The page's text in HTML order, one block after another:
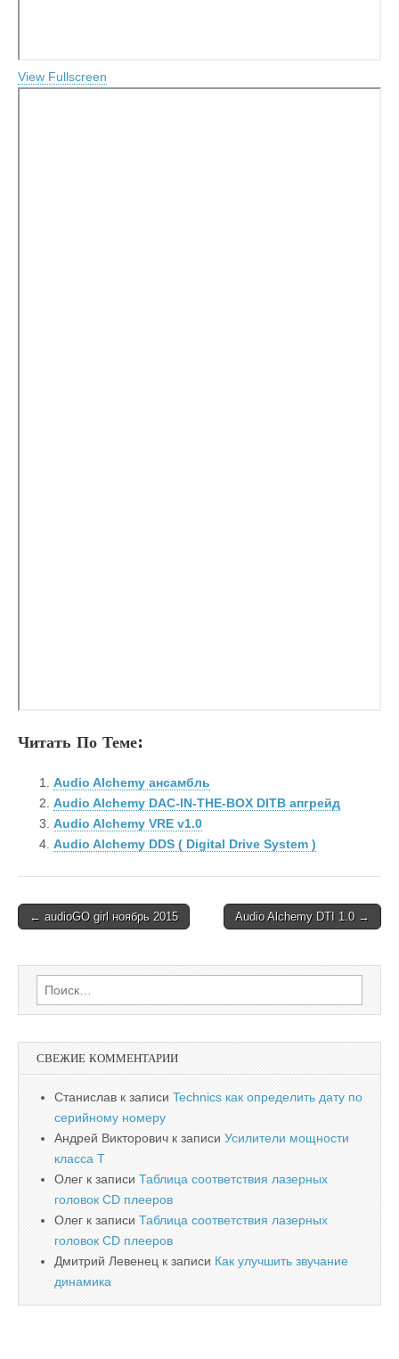
View Fullscreen
Читать По Теме:
Audio Alchemy ансамбль
Audio Alchemy DAC-IN-THE-BOX DITB апгрейд
Audio Alchemy VRE v1.0
Audio Alchemy DDS ( Digital Drive System )
Post
← audioGO girl ноябрь 2015 Audio Alchemy DTI 1.0 →
Найти:
СВЕЖИЕ КОММЕНТАРИИ
Станислав к записи Technics как определить дату по
серийному номеру
Андрей Викторович к записи Усилители мощности
класса T
Олег к записи Таблица соответствия лазерных
головок CD плееров
Олег к записи Таблица соответствия лазерных
головок CD плееров
Дмитрий Левенец к записи Как улучшить звучание
динамика